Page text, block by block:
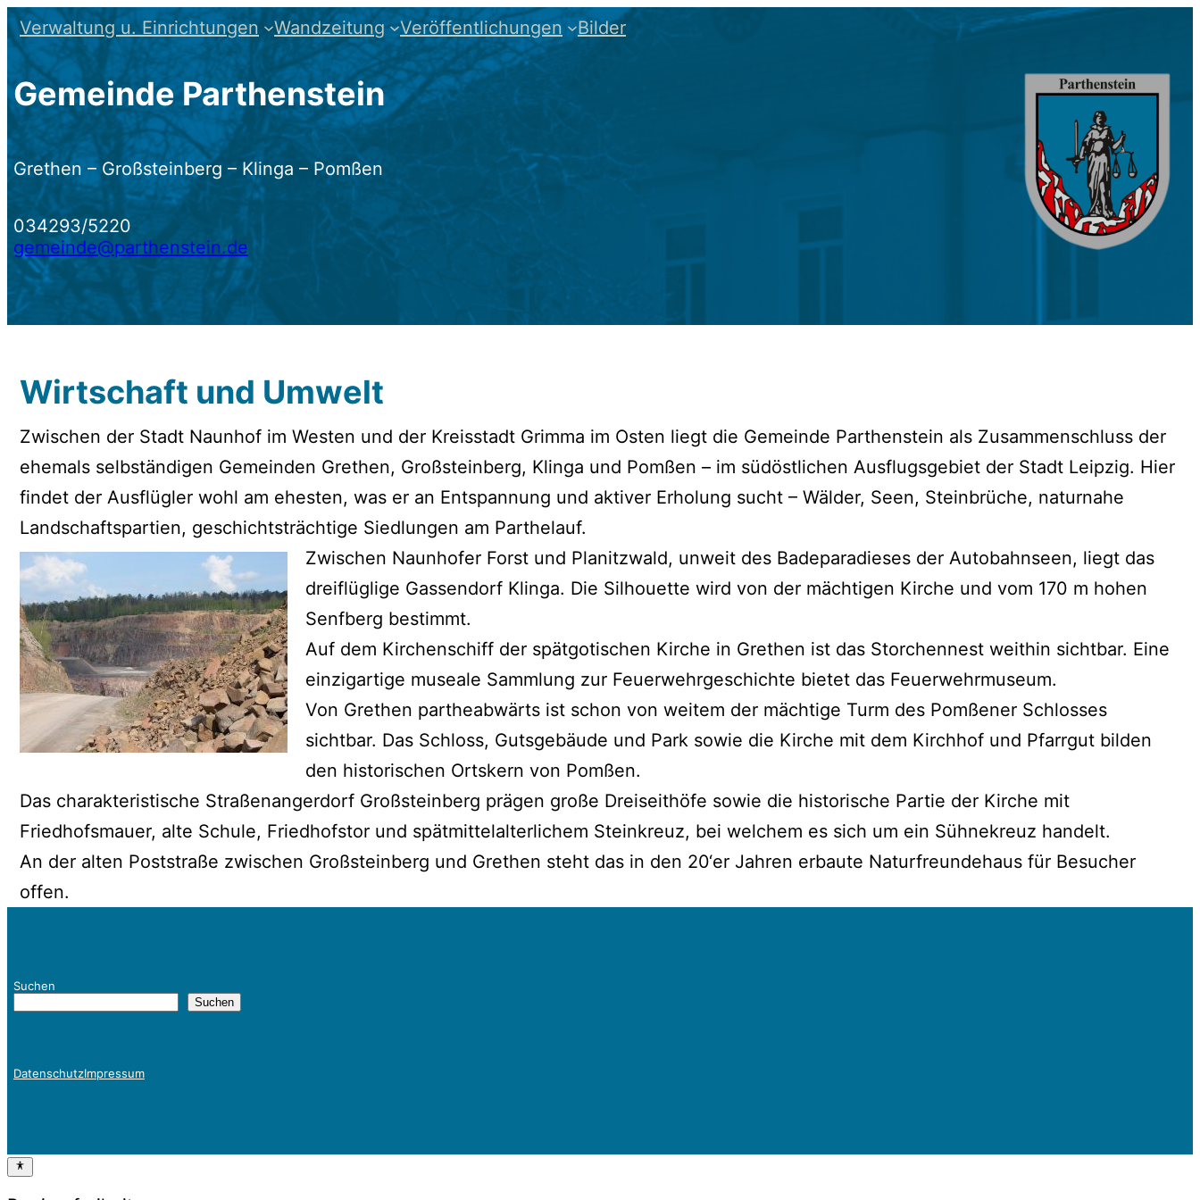
Zum
Inhalt
springen
Verwaltung u. Einrichtungen Wandzeitung Veröffentlichungen Bilder
Gemeinde Parthenstein
Grethen – Großsteinberg – Klinga – Pomßen
034293/5220
gemeinde@parthenstein.de
Wirtschaft und Umwelt
Zwischen der Stadt Naunhof im Westen und der Kreisstadt Grimma im Osten liegt die Gemeinde Parthenstein als Zusammenschluss der
ehemals selbständigen Gemeinden Grethen, Großsteinberg, Klinga und Pomßen – im südöstlichen Ausflugsgebiet der Stadt Leipzig. Hier
findet der Ausflügler wohl am ehesten, was er an Entspannung und aktiver Erholung sucht – Wälder, Seen, Steinbrüche, naturnahe
Landschaftspartien, geschichtsträchtige Siedlungen am Parthelauf.
Zwischen Naunhofer Forst und Planitzwald, unweit des Badeparadieses der Autobahnseen, liegt das
dreiflüglige Gassendorf Klinga. Die Silhouette wird von der mächtigen Kirche und vom 170 m hohen
Senfberg bestimmt.
Auf dem Kirchenschiff der spätgotischen Kirche in Grethen ist das Storchennest weithin sichtbar. Eine
einzigartige museale Sammlung zur Feuerwehrgeschichte bietet das Feuerwehrmuseum.
Von Grethen partheabwärts ist schon von weitem der mächtige Turm des Pomßener Schlosses
sichtbar. Das Schloss, Gutsgebäude und Park sowie die Kirche mit dem Kirchhof und Pfarrgut bilden
den historischen Ortskern von Pomßen.
Das charakteristische Straßenangerdorf Großsteinberg prägen große Dreiseithöfe sowie die historische Partie der Kirche mit
Friedhofsmauer, alte Schule, Friedhofstor und spätmittelalterlichem Steinkreuz, bei welchem es sich um ein Sühnekreuz handelt.
An der alten Poststraße zwischen Großsteinberg und Grethen steht das in den 20‘er Jahren erbaute Naturfreundehaus für Besucher
offen.
Suchen
Suchen
DatenschutzImpressum